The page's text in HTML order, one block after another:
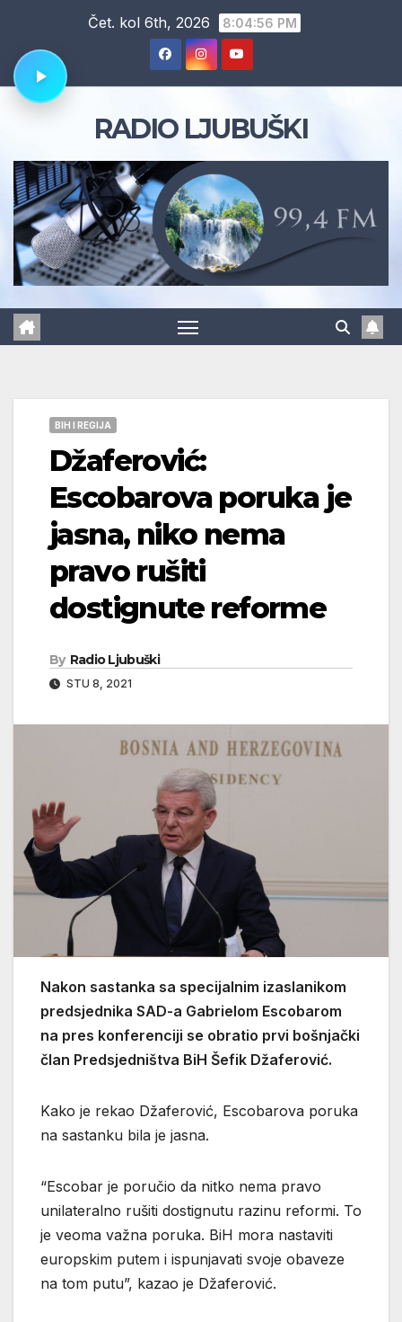
content
Čet. kol 6th, 2026 8:04:57 PM
RADIO LJUBUŠKI
BIH I REGIJA
Džaferović:
Escobarova poruka je
jasna, niko nema
pravo rušiti
dostignute reforme
By Radio Ljubuški
STU 8, 2021
Nakon sastanka sa specijalnim izaslanikom
predsjednika SAD-a Gabrielom Escobarom
na pres konferenciji se obratio prvi bošnjački
član Predsjedništva BiH Šefik Džaferović.
Kako je rekao Džaferović, Escobarova poruka
na sastanku bila je jasna.
“Escobar je poručio da nitko nema pravo
unilateralno rušiti dostignutu razinu reformi. To
je veoma važna poruka. BiH mora nastaviti
europskim putem i ispunjavati svoje obaveze
na tom putu”, kazao je Džaferović.